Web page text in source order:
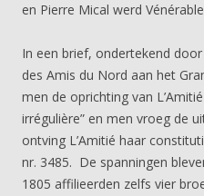
en Pierre Mical werd
In een brief, ondertekend
des Amis du Nord aan het
men de oprichting van
irrégulière” en men vroeg de
ontving L’Amitié haar
nr. 3485. De spanningen
1805 affilieerden zelfs vier